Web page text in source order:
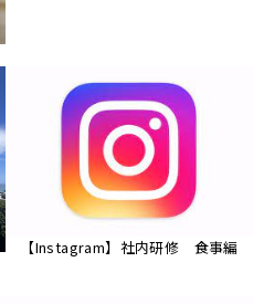
【Instagram】社内研修 食事編